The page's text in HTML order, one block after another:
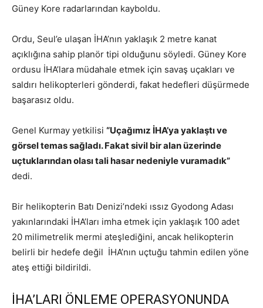
Güney Kore radarlarından kayboldu.
Ordu, Seul’e ulaşan İHA’nın yaklaşık 2 metre kanat
açıklığına sahip planör tipi olduğunu söyledi. Güney Kore
ordusu İHA’lara müdahale etmek için savaş uçakları ve
saldırı helikopterleri gönderdi, fakat hedefleri düşürmede
başarasız oldu.
Genel Kurmay yetkilisi “Uçağımız İHA’ya yaklaştı ve
görsel temas sağladı. Fakat sivil bir alan üzerinde
uçtuklarından olası tali hasar nedeniyle vuramadık”
dedi.
Bir helikopterin Batı Denizi’ndeki ıssız Gyodong Adası
yakınlarındaki İHA’ları imha etmek için yaklaşık 100 adet
20 milimetrelik mermi ateşlediğini, ancak helikopterin
belirli bir hedefe değil İHA’nın uçtuğu tahmin edilen yöne
ateş ettiği bildirildi.
İHA’LARI ÖNLEME OPERASYONUNDA